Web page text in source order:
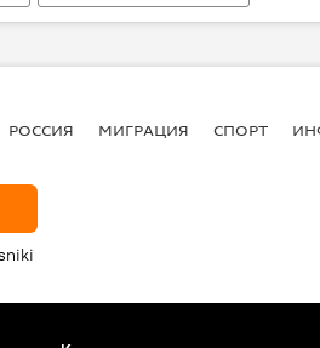
РОССИЯ МИГРАЦИЯ СПОРТ